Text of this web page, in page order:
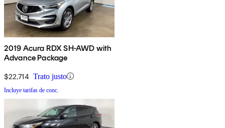
2019 Acura RDX SH-AWD with
Advance Package
$22,714 Trato justo
Incluye tarifas de conc.